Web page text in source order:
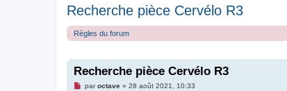
Recherche pièce Cervélo R3
Règles du forum
Recherche pièce Cervélo R3
Mparoctave» 28 août 2021, 10:33